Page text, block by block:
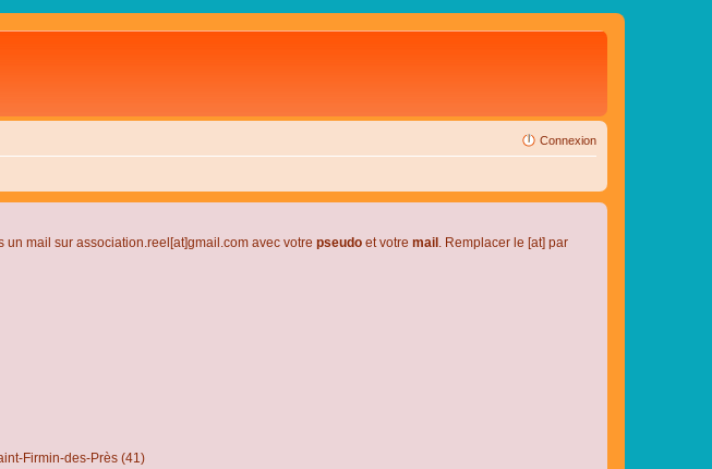
Connexion
un mail sur association.reel[at]gmail.com avec votre pseudo et votre mail . Remplacer le [at] par
Firmin-des-Près (41)